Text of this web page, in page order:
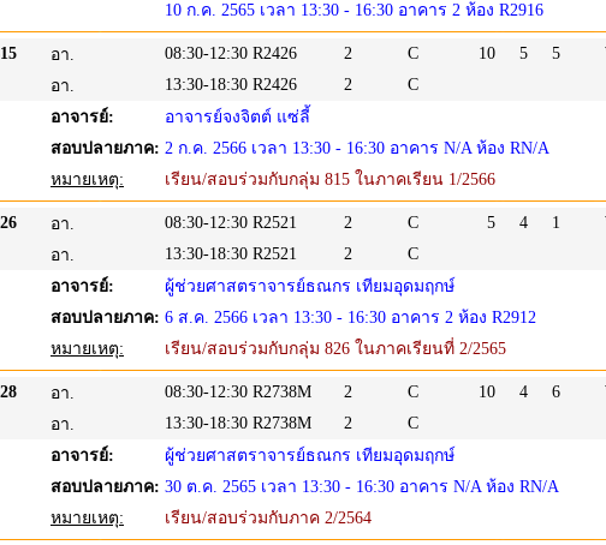
10 ก.ค. 2565 เวลา 13:30 - 16:30 อาคาร 2 ห้อง R2916
อา. 08:30-12:30 R2426 2 C 10 5 5
อา.
13:30-18:30 R2426 2
C
อาจารย์:
อาจารย์จงจิตต์ แซ่ลี้
สอบปลายภาค: 2 ก.ค. 2566 เวลา 13:30 - 16:30 อาคาร N/A ห้อง RN/A
หมายเหตุ:
เรียน/สอบร่วมกับกลุ่ม 815 ในภาคเรียน 1/2566
อา. 08:30-12:30 R2521 2 C 5 4 1
อา.
13:30-18:30 R2521 2
C
อาจารย์:
ผู้ช่วยศาสตราจารย์ธณกร เทียมอุดมฤกษ์
สอบปลายภาค: 6 ส.ค. 2566 เวลา 13:30 - 16:30 อาคาร 2 ห้อง R2912
หมายเหตุ:
เรียน/สอบร่วมกับกลุ่ม 826 ในภาคเรียนที่ 2/2565
อา. 08:30-12:30 R2738M 2 C 10 4 6
อา.
13:30-18:30 R2738M 2
C
อาจารย์:
ผู้ช่วยศาสตราจารย์ธณกร เทียมอุดมฤกษ์
สอบปลายภาค: 30 ต.ค. 2565 เวลา 13:30 - 16:30 อาคาร N/A ห้อง RN/A
หมายเหตุ:
เรียน/สอบร่วมกับภาค 2/2564